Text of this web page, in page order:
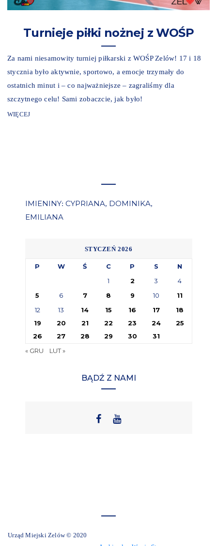
Turnieje piłki nożnej z WOŚP
Za nami niesamowity turniej piłkarski z WOŚP Zelów! 17 i 18
stycznia było aktywnie, sportowo, a emocje trzymały do
ostatnich minut i – co najważniejsze – zagraliśmy dla
szczytnego celu! Sami zobaczcie, jak było!
WIĘCEJ
IMIENINY: CYPRIANA, DOMINIKA,
EMILIANA
STYCZEŃ 2026
P W Ś C P S
N
1
2 3
4
5
6 7 8 9 10
11
12
13 14 15 16 17
18
19
20 21 22 23 24
25
26
27 28 29 30
31
« GRU
LUT »
BĄDŹ Z NAMI
Urząd Miejski Zelów © 2020